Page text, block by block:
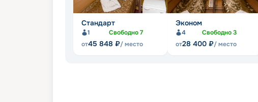
Стандарт
1 Свободно7
от45 848 ₽/ место
Эконом
4 Свободно3
от28 400 ₽/ место